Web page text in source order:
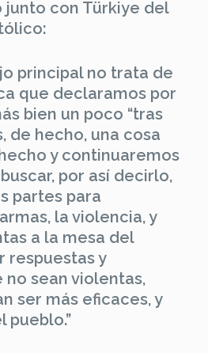
junto con Türkiye del
principal no trata de
que declaramos por
bien un poco “tras
de hecho, una cosa
y continuaremos
por así decirlo,
partes para
la violencia, y
a la mesa del
respuestas y
sean violentas,
ser más eficaces, y
pueblo.”